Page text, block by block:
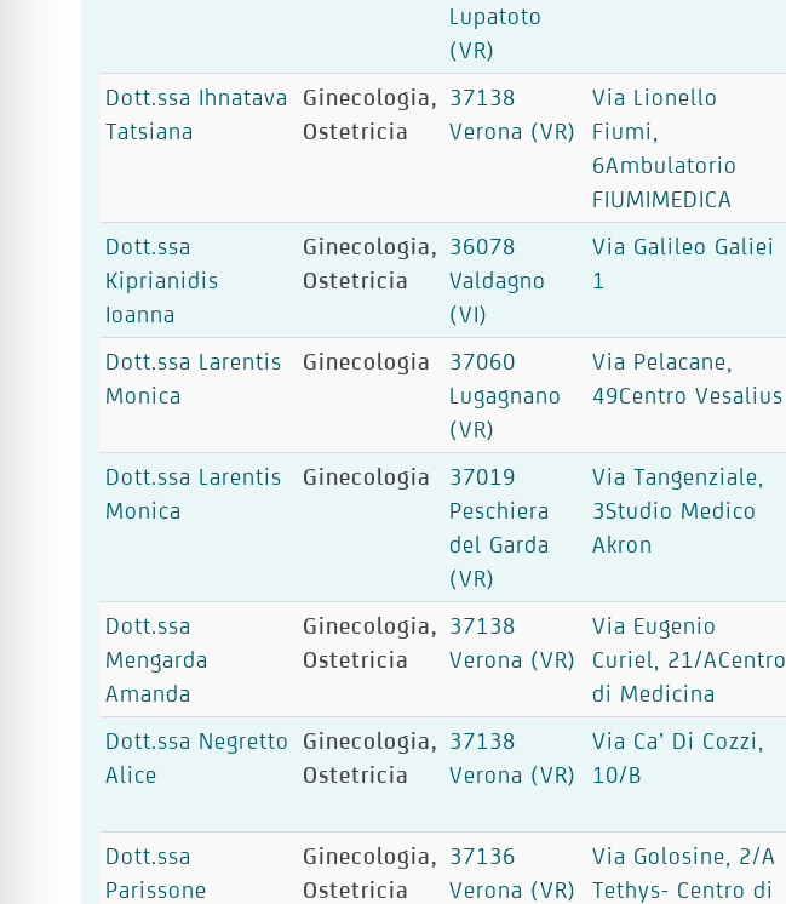
Lupatoto
(VR)
Dott.ssa Ihnatava
Tatsiana
Ginecologia,
Ostetricia
37138
Verona (VR)
Via Lionello
Fiumi,
6Ambulatorio
FIUMIMEDICA
Dott.ssa
Kiprianidis
Ioanna
Ginecologia,
Ostetricia
36078
Valdagno
(VI)
Via Galileo Galiei
1
Dott.ssa Larentis
Monica
Ginecologia
37060
Lugagnano
(VR)
Via Pelacane,
49Centro Vesalius
Dott.ssa Larentis
Monica
Ginecologia
37019
Peschiera
del Garda
(VR)
Via Tangenziale,
3Studio Medico
Akron
Dott.ssa
Mengarda
Amanda
Ginecologia,
Ostetricia
37138
Verona (VR)
Via Eugenio
Curiel, 21/ACentro
di Medicina
Dott.ssa Negretto
Alice
Ginecologia,
Ostetricia
37138
Verona (VR)
Via Ca’ Di Cozzi,
10/B
Dott.ssa
Parissone
Ginecologia,
Ostetricia
37136
Verona (VR)
Via Golosine, 2/A
Tethys- Centro di